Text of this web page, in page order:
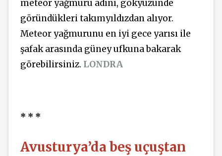
meteor yağmuru adını, gökyüzünde
göründükleri takımyıldızdan alıyor.
Meteor yağmurunu en iyi gece yarısı ile
şafak arasında güney ufkuna bakarak
görebilirsiniz. LONDRA
* * *
Avusturya’da beş uçuştan